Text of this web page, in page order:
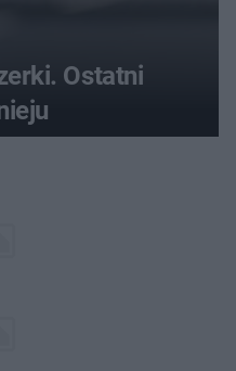
Ostatni